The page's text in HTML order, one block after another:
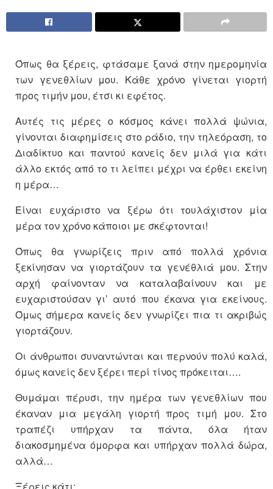
Όπως θα ξέρεις, φτάσαμε ξανά στην ημερομηνία
των γενεθλίων μου. Κάθε χρόνο γίνεται γιορτή
προς τιμήν μου, έτσι κι εφέτος.
Αυτές τις μέρες ο κόσμος κάνει πολλά ψώνια,
γίνονται διαφημίσεις στο ράδιο, την τηλεόραση, το
Διαδίκτυο και παντού κανείς δεν μιλά για κάτι
άλλο εκτός από το τι λείπει μέχρι να έρθει εκείνη
η μέρα…
Είναι ευχάριστο να ξέρω ότι τουλάχιστον μία
μέρα τον χρόνο κάποιοι με σκέφτονται!
Όπως θα γνωρίζεις πριν από πολλά χρόνια
ξεκίνησαν να γιορτάζουν τα γενέθλιά μου. Στην
αρχή φαίνονταν να καταλαβαίνουν και με
ευχαριστούσαν γι’ αυτό που έκανα για εκείνους.
Όμως σήμερα κανείς δεν γνωρίζει πια τι ακριβώς
γιορτάζουν.
Οι άνθρωποι συναντώνται και περνούν πολύ καλά,
όμως κανείς δεν ξέρει περί τίνος πρόκειται….
Θυμάμαι πέρυσι, την ημέρα των γενεθλίων που
έκαναν μια μεγάλη γιορτή προς τιμή μου. Στο
τραπέζι υπήρχαν τα πάντα, όλα ήταν
διακοσμημένα όμορφα και υπήρχαν πολλά δώρα,
αλλά…